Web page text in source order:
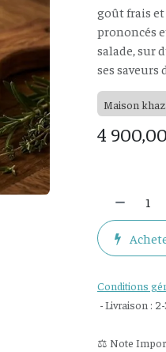
goût frais et
prononcés
salade, sur
ses saveurs
Maison
4 900,00
Conditions
- Livraison :
⚖️ Note